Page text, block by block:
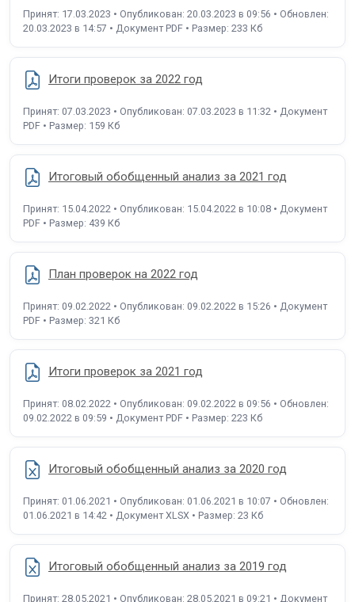
Принят: 17.03.2023 • Опубликован: 20.03.2023 в 09:56 • Обновлен:
20.03.2023 в 14:57 • Документ PDF • Размер: 233 Кб
Итоги проверок за 2022 год
Принят: 07.03.2023 • Опубликован: 07.03.2023 в 11:32 • Документ
PDF • Размер: 159 Кб
Итоговый обобщенный анализ за 2021 год
Принят: 15.04.2022 • Опубликован: 15.04.2022 в 10:08 • Документ
PDF • Размер: 439 Кб
План проверок на 2022 год
Принят: 09.02.2022 • Опубликован: 09.02.2022 в 15:26 • Документ
PDF • Размер: 321 Кб
Итоги проверок за 2021 год
Принят: 08.02.2022 • Опубликован: 09.02.2022 в 09:56 • Обновлен:
09.02.2022 в 09:59 • Документ PDF • Размер: 223 Кб
Итоговый обобщенный анализ за 2020 год
Принят: 01.06.2021 • Опубликован: 01.06.2021 в 10:07 • Обновлен:
01.06.2021 в 14:42 • Документ XLSX • Размер: 23 Кб
Итоговый обобщенный анализ за 2019 год
Принят: 28.05.2021 • Опубликован: 28.05.2021 в 09:21 • Документ